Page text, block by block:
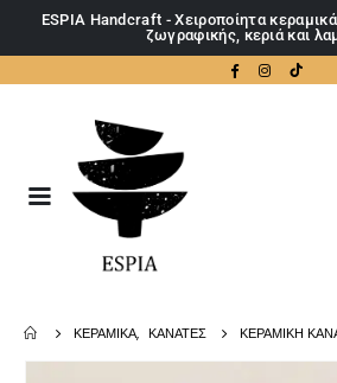
ESPIA Handcraft - Χειροποίητα
ζωγραφικής, κεριά και
ΚΕΡΑΜΙΚΆ, ΚΑΝΆΤΕΣ ΚΕΡΑΜΙΚΉ